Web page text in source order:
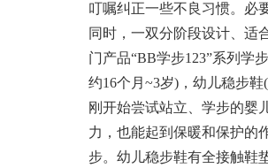
叮嘱纠正一些不良习惯。必
同时，一双分阶段设计、适
门产品“BB学步123”系列学
约16个月~3岁)，幼儿稳步鞋
刚开始尝试站立、学步的婴
力，也能起到保暖和保护的
步。幼儿稳步鞋有全接触鞋